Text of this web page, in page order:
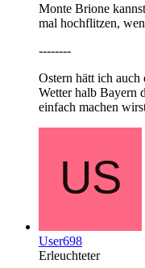
Monte Brione
mal hochflitzen,
--------
Ostern hätt ich auch
Wetter halb Bayern
einfach machen
User698
Erleuchteter